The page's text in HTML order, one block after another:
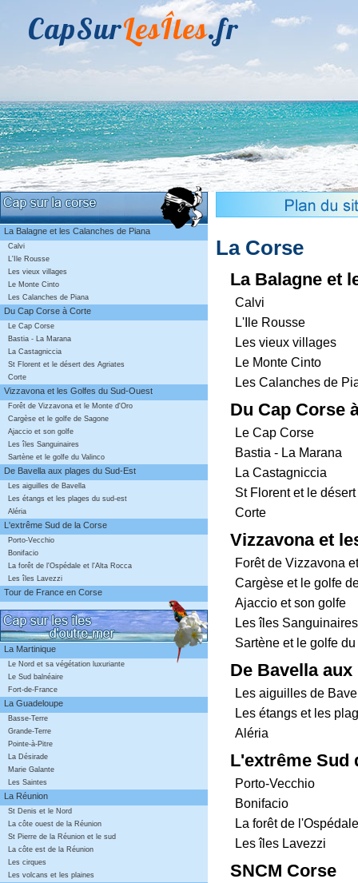
CapSurLesÎles.fr
La Balagne et les Calanches de Piana
Calvi
L'Ile Rousse
Les vieux villages
Le Monte Cinto
Les Calanches de Piana
Du Cap Corse à Corte
Le Cap Corse
Bastia - La Marana
La Castagniccia
St Florent et le désert des Agriates
Corte
Vizzavona et les Golfes du Sud-Ouest
Forêt de Vizzavona et le Monte d'Oro
Cargèse et le golfe de Sagone
Ajaccio et son golfe
Les îles Sanguinaires
Sartène et le golfe du Valinco
De Bavella aux plages du Sud-Est
Les aiguilles de Bavella
Les étangs et les plages du sud-est
Aléria
L'extrême Sud de la Corse
Porto-Vecchio
Bonifacio
La forêt de l'Ospédale et l'Alta Rocca
Les îles Lavezzi
Tour de France en Corse
La Martinique
Le Nord et sa végétation luxuriante
Le Sud balnéaire
Fort-de-France
La Guadeloupe
Basse-Terre
Grande-Terre
Pointe-à-Pitre
La Désirade
Marie Galante
Les Saintes
La Réunion
St Denis et le Nord
La côte ouest de la Réunion
St Pierre de la Réunion et le sud
La côte est de la Réunion
Les cirques
Les volcans et les plaines
La Corse
La Balagne et
Calvi
L'Ile Rousse
Les vieux villages
Le Monte Cinto
Les Calanches de
Du Cap Corse
Le Cap Corse
Bastia - La Marana
La Castagniccia
St Florent et le
Corte
Vizzavona et
Forêt de Vizzavona
Cargèse et le golfe
Ajaccio et son golfe
Les îles Sanguinaires
Sartène et le golfe
De Bavella
Les aiguilles de
Les étangs et les
Aléria
L'extrême Sud
Porto-Vecchio
Bonifacio
La forêt de
Les îles Lavezzi
SNCM Corse